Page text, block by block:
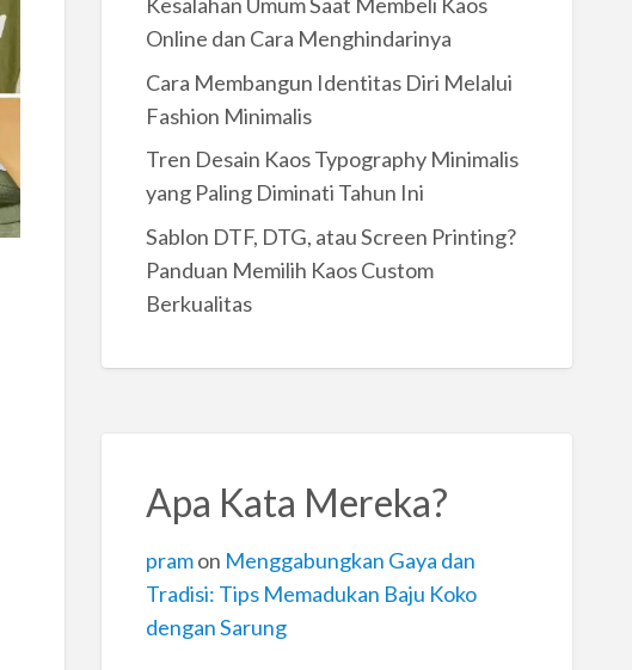
Kesalahan Umum Saat Membeli Kaos
Online dan Cara Menghindarinya
Cara Membangun Identitas Diri Melalui
Fashion Minimalis
Tren Desain Kaos Typography Minimalis
yang Paling Diminati Tahun Ini
Sablon DTF, DTG, atau Screen Printing?
Panduan Memilih Kaos Custom
Berkualitas
Apa Kata Mereka?
pramon Menggabungkan Gaya dan
Tradisi: Tips Memadukan Baju Koko
dengan Sarung